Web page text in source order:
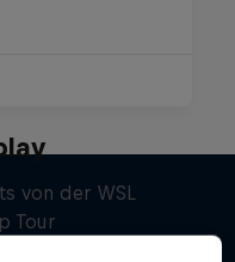
von der WSL
Tour